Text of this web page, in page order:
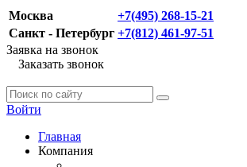
Москва
+7(495) 268-15-21
Санкт - Петербург +7(812) 461-97-51
Заявка на звонок
Заказать звонок
Войти
Главная
Компания